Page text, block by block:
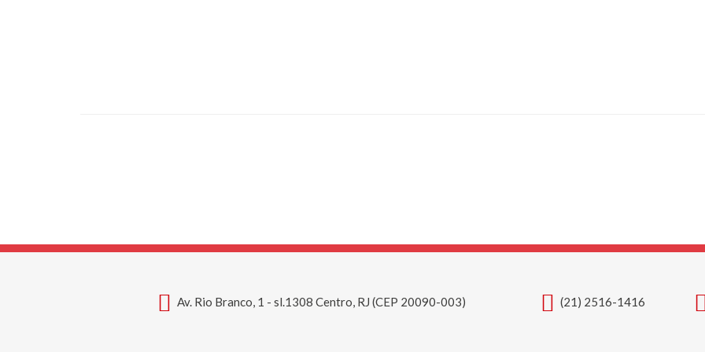
Av. Rio Branco, 1 - sl.1308 Centro, RJ (CEP 20090-003) (21) 2516-1416